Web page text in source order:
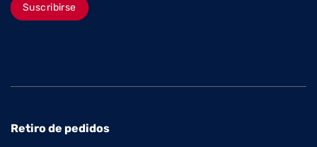
Suscribirse
Retiro de pedidos